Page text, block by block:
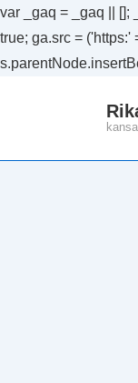
var _gaq = _gaq || [];
true; ga.src =